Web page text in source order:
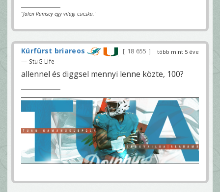
"Jalen Ramsey egy vilagi csicska."
több mint 5 éve
Kúrfürst briareos 18 655
— StuG Life
allennel és diggsel mennyi lenne közte, 100?